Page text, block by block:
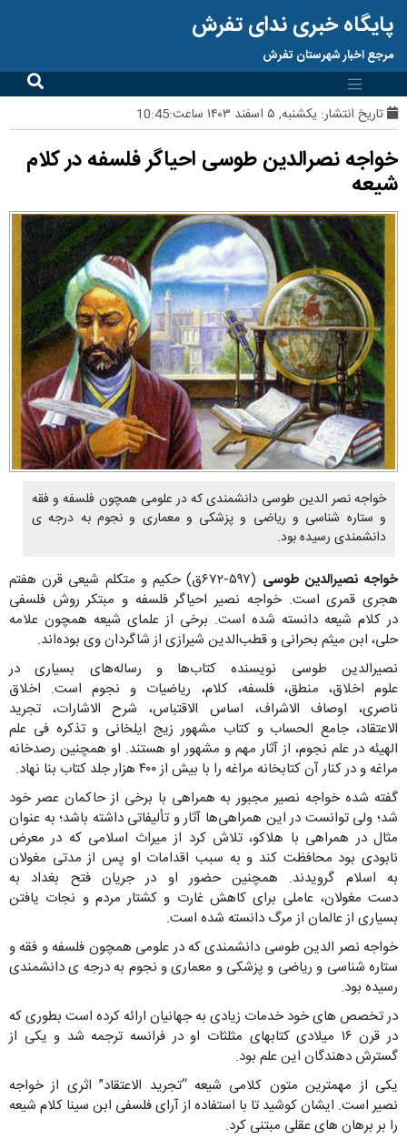
پایگاه خبری ندای تفرش
مرجع اخبار شهرستان تفرش
تاریخ انتشار: یکشنبه, ۵ اسفند ۱۴۰۳ ساعت:10:45
خواجه نصرالدین طوسی احیاگر فلسفه در کلام
شیعه
خواجه نصر الدین طوسی دانشمندی که در علومی همچون فلسفه و فقه
و ستاره شناسی و ریاضی و پزشکی و معماری و نجوم به درجه ی
دانشمندی رسیده بود.
خواجه نصیرالدین طوسی
(۵۹۷-۶۷۲ق) حکیم و متکلم شیعی قرن هفتم
هجری قمری است. خواجه نصیر احیاگر فلسفه و مبتکر روش فلسفی
در کلام شیعه دانسته شده است. برخی از علمای شیعه همچون علامه
حلی، ابن میثم بحرانی و قطب‌الدین شیرازی از شاگردان وی بوده‌اند.
نصیرالدین طوسی نویسنده کتاب‌ها و رساله‌های بسیاری در
علوم اخلاق، منطق، فلسفه، کلام، ریاضیات و نجوم است. اخلاق
ناصری، اوصاف الاشراف، اساس الاقتباس، شرح الاشارات، تجرید
الاعتقاد، جامع الحساب و کتاب مشهور زیج ایلخانی و تذکره فی علم
الهیئه در علم نجوم، از آثار مهم و مشهور او هستند. او همچنین رصدخانه
مراغه و در کنار آن کتابخانه مراغه را با بیش از ۴۰۰ هزار جلد کتاب بنا نهاد.
گفته شده خواجه نصیر مجبور به همراهی با برخی از حاکمان عصر خود
شد؛ ولی توانست در این همراهی‌ها آثار و تألیفاتی داشته باشد؛ به عنوان
مثال در همراهی با هلاکو، تلاش کرد از میراث اسلامی که در معرض
نابودی بود محافظت کند و به سبب اقدامات او پس از مدتی مغولان
به اسلام گرویدند. همچنین حضور او در جریان فتح بغداد به
دست مغولان، عاملی برای کاهش غارت و کشتار مردم و نجات یافتن
بسیاری از عالمان از مرگ دانسته شده است.
خواجه نصر الدین طوسی دانشمندی که در علومی همچون فلسفه و فقه و
ستاره شناسی و ریاضی و پزشکی و معماری و نجوم به درجه ی دانشمندی
رسیده بود.
در تخصص های خود خدمات زیادی به جهانیان ارائه کرده است بطوری که
در قرن ۱۶ میلادی کتابهای مثلثات او در فرانسه ترجمه شد و یکی از
گسترش دهندگان این علم بود.
یکی از مهمترین متون کلامی شیعه “تجرید الاعتقاد” اثری از خواجه
نصیر است. ایشان کوشید تا با استفاده از آرای فلسفی ابن سینا کلام شیعه
را بر برهان های عقلی مبتنی کرد.